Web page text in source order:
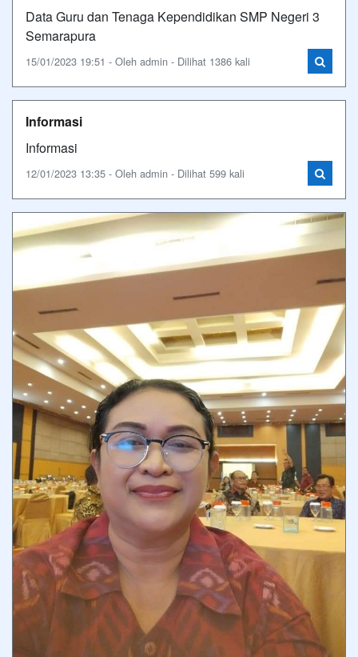
Data Guru dan Tenaga Kependidikan SMP Negeri 3
Semarapura
15/01/2023 19:51 - Oleh admin - Dilihat 1386 kali
Informasi
Informasi
12/01/2023 13:35 - Oleh admin - Dilihat 599 kali